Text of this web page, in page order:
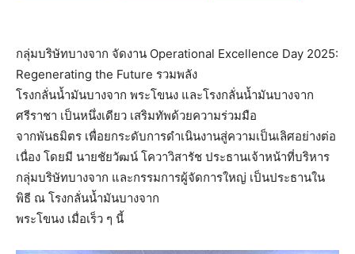
กลุ่มบริษัทบางจาก จัดงาน Operational Excellence Day 2025:
Regenerating the Future รวมพลัง
โรงกลั่นน้ำมันบางจาก พระโขนง และโรงกลั่นน้ำมันบางจาก
ศรีราชา เป็นหนึ่งเดียว เสริมทัพด้วยความร่วมมือ
จากพันธมิตร เพื่อยกระดับการดำเนินงานสู่ความเป็นเลิศอย่างต่อ
เนื่อง โดยมี นายชัยวัฒน์ โควาวิสารัช ประธานเจ้าหน้าที่บริหาร
กลุ่มบริษัทบางจาก และกรรมการผู้จัดการใหญ่ เป็นประธานใน
พิธี ณ โรงกลั่นน้ำมันบางจาก
พระโขนง เมื่อเร็ว ๆ นี้